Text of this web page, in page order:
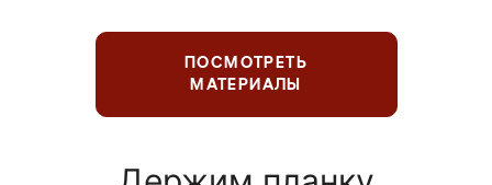
ПОСМОТРЕТЬ
МАТЕРИАЛЫ